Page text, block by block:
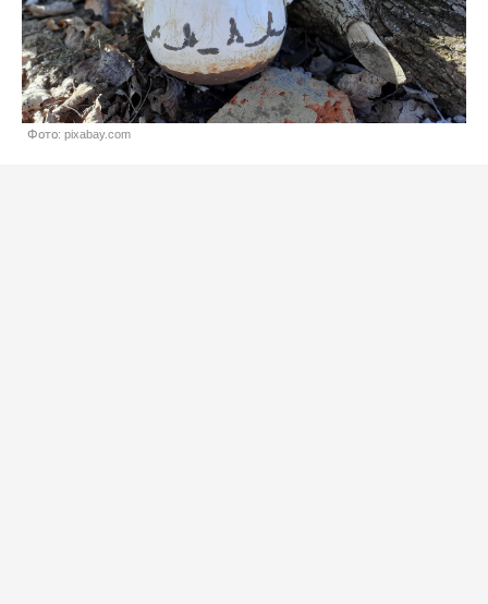
Фото: pixabay.com